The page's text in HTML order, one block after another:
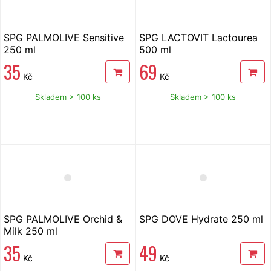
SPG PALMOLIVE Sensitive
250 ml
35 Kč
Skladem > 100 ks
SPG LACTOVIT Lactourea
500 ml
69 Kč
Skladem > 100 ks
SPG PALMOLIVE Orchid &
Milk 250 ml
35 Kč
SPG DOVE Hydrate 250 ml
49 Kč